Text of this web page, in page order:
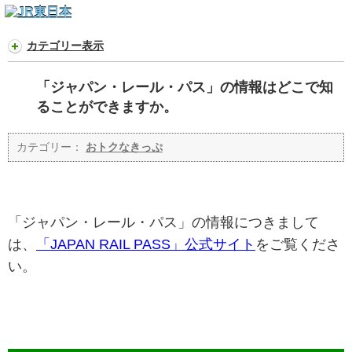
カテゴリー表示
「ジャパン・レール・パス」の情報はどこで知
ることができますか。
カテゴリー： おトクなきっぷ
「ジャパン・レール・パス」の情報につきまして
は、
「JAPAN RAIL PASS」公式サイト をご覧くださ
い。